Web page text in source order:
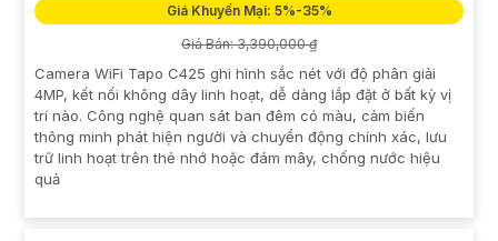
Giá Khuyến Mại: 5%-35%
Giá Bán: 3,390,000 ₫
Camera WiFi Tapo C425 ghi hình sắc nét với độ phân giải
4MP, kết nối không dây linh hoạt, dễ dàng lắp đặt ở bất kỳ vị
trí nào. Công nghệ quan sát ban đêm có màu, cảm biến
thông minh phát hiện người và chuyển động chính xác, lưu
trữ linh hoạt trên thẻ nhớ hoặc đám mây, chống nước hiệu
quả